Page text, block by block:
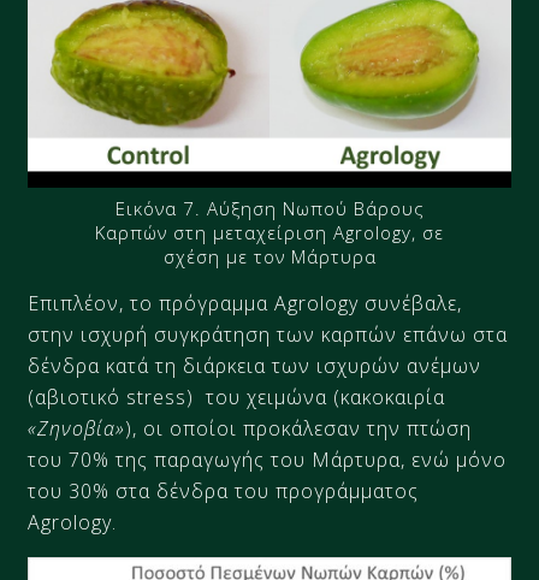
Εικόνα 7. Αύξηση Νωπού Βάρους
Καρπών στη μεταχείριση Agrology, σε
σχέση με τον Μάρτυρα
Επιπλέον, το πρόγραμμα Agrology συνέβαλε,
στην ισχυρή συγκράτηση των καρπών επάνω στα
δένδρα κατά τη διάρκεια των ισχυρών ανέμων
(αβιοτικό stress) του χειμώνα (κακοκαιρία
«Ζηνοβία»), οι οποίοι προκάλεσαν την πτώση
του 70% της παραγωγής του Μάρτυρα, ενώ μόνο
του 30% στα δένδρα του προγράμματος
Agrology.